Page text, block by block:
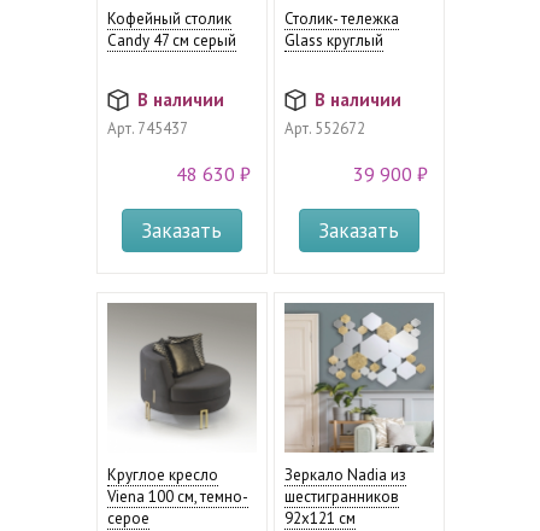
Кофейный столик
Candy 47 см серый
В наличии
Арт.745437
48 630 ₽
Заказать
Столик- тележка
Glass круглый
В наличии
Арт.552672
39 900 ₽
Заказать
Круглое кресло
Viena 100 см, темно-
серое
Зеркало Nadia из
шестигранников
92x121 см